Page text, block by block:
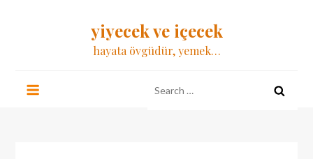
yiyecek ve içecek
hayata övgüdür, yemek…
for: